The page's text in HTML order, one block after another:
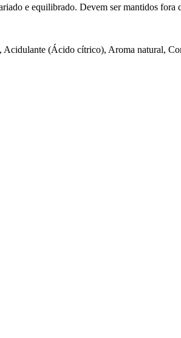
e equilibrado. Devem ser mantidos fora
(Ácido cítrico), Aroma natural,